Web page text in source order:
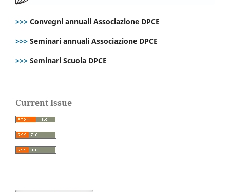
>>> Convegni annuali Associazione DPCE
>>> Seminari annuali Associazione DPCE
>>> Seminari Scuola DPCE
Current Issue